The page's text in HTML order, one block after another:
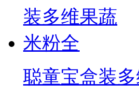
聪童宝盒装